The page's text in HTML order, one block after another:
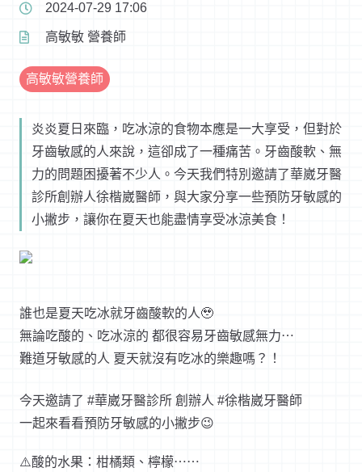
2024-07-29 17:06
高敏敏 營養師
高敏敏營養師
炎炎夏日來臨，吃冰涼的食物本應是一大享受，但對於
牙齒敏感的人來說，這卻成了一種痛苦。牙齒酸軟、無
力的問題困擾著不少人。今天我們特別邀請了華崴牙醫
診所創辦人徐楷崴醫師，與大家分享一些預防牙敏感的
小撇步，讓你在夏天也能盡情享受冰涼美食！
誰也是夏天吃冰就牙齒酸軟的人🥹
無論吃酸的、吃冰涼的 都很容易牙齒敏感無力⋯
難道牙敏感的人 夏天就沒有吃冰的樂趣嗎？！
今天邀請了 #華崴牙醫診所 創辦人 #徐楷崴牙醫師
一起來看看預防牙敏感的小撇步😉
⚠️酸的水果：柑橘類、檸檬⋯⋯